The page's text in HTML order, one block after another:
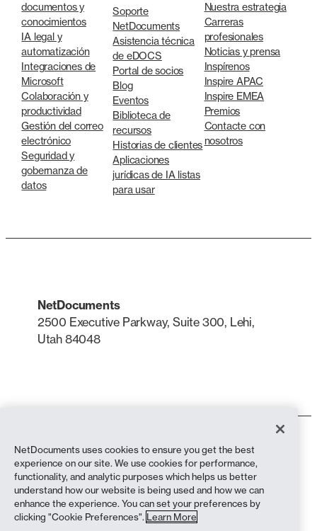
documentos y
conocimientos
IA legal y
automatización
Integraciones de
Microsoft
Colaboración y
productividad
Gestión del correo
electrónico
Seguridad y
gobernanza de
datos
Soporte
NetDocuments
Asistencia técnica
de eDOCS
Portal de socios
Blog
Eventos
Biblioteca de
recursos
Historias de clientes
Aplicaciones
jurídicas de IA listas
para usar
Nuestra estrategia
Carreras
profesionales
Noticias y prensa
Inspírenos
Inspire APAC
Inspire EMEA
Premios
Contacte con
nosotros
NetDocuments
2500 Executive Parkway, Suite 300, Lehi,
Utah 84048
Política de privacidad
Política de privacidad (residentes en California)
Declaración contra la esclavitud
Política de cookies
Cumplimiento
NetDocuments uses cookies to ensure you get the best
experience on our site. We use cookies for performance,
functionality, and analytic purposes which helps us better
understand how our website is being used and how we can
enhance the experience. You can set your preferences by
clicking "Cookie Preferences". Learn More